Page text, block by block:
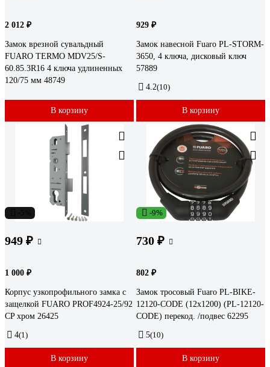
2 012 ₽
Замок врезной сувальдный
FUARO TERMO MDV25/S-
60.85.3R16 4 ключа удлиненных
120/75 мм 48749
В корзину
929 ₽
Замок навесной Fuaro PL-STORM-
3650, 4 ключа, дисковый ключ
57889
4.2(10)
В корзину
949 ₽
1 000 ₽
Корпус узкопрофильного замка с
защелкой FUARO PROF4924-25/92
CP хром 26425
4(1)
В корзину
-9%
730 ₽
802 ₽
Замок тросовый Fuaro PL-BIKE-
12120-CODE (12х1200) (PL-12120-
CODE) перекод. /подвес 62295
5(10)
В корзину